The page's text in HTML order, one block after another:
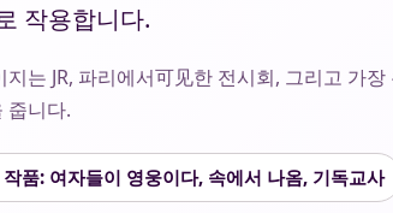
작용합니다.
지는 JR, 파리에서可见한 전시회, 그리고 가
줍니다.
작품: 여자들이 영웅이다, 속에서 나옴, 기독교사